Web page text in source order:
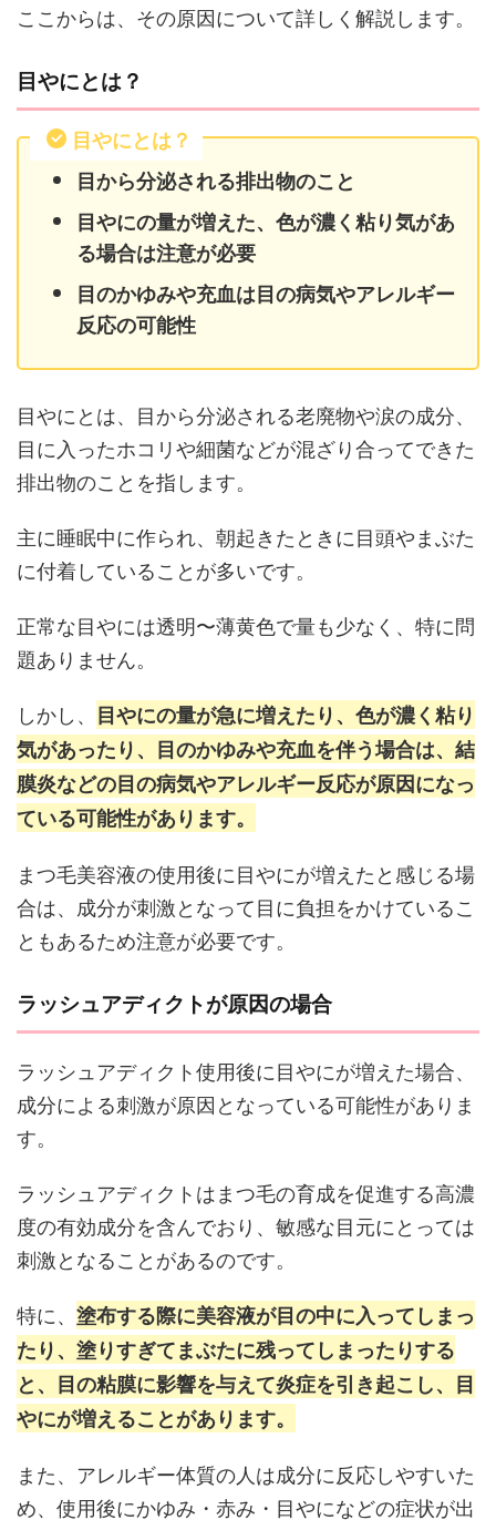
ここからは、その原因について詳しく解説します。
目やにとは？
目やにとは？
目から分泌される排出物のこと
目やにの量が増えた、色が濃く粘り気があ
る場合は注意が必要
目のかゆみや充血は目の病気やアレルギー
反応の可能性
目やにとは、目から分泌される老廃物や涙の成分、
目に入ったホコリや細菌などが混ざり合ってできた
排出物のことを指します。
主に睡眠中に作られ、朝起きたときに目頭やまぶた
に付着していることが多いです。
正常な目やには透明〜薄黄色で量も少なく、特に問
題ありません。
しかし、 目やにの量が急に増えたり、色が濃く粘り
気があったり、目のかゆみや充血を伴う場合は、結
膜炎などの目の病気やアレルギー反応が原因になっ
ている可能性があります。
まつ毛美容液の使用後に目やにが増えたと感じる場
合は、成分が刺激となって目に負担をかけているこ
ともあるため注意が必要です。
ラッシュアディクトが原因の場合
ラッシュアディクト使用後に目やにが増えた場合、
成分による刺激が原因となっている可能性がありま
す。
ラッシュアディクトはまつ毛の育成を促進する高濃
度の有効成分を含んでおり、敏感な目元にとっては
刺激となることがあるのです。
特に、 塗布する際に美容液が目の中に入ってしまっ
たり、塗りすぎてまぶたに残ってしまったりする
と、目の粘膜に影響を与えて炎症を引き起こし、目
やにが増えることがあります。
また、アレルギー体質の人は成分に反応しやすいた
め、使用後にかゆみ・赤み・目やになどの症状が出